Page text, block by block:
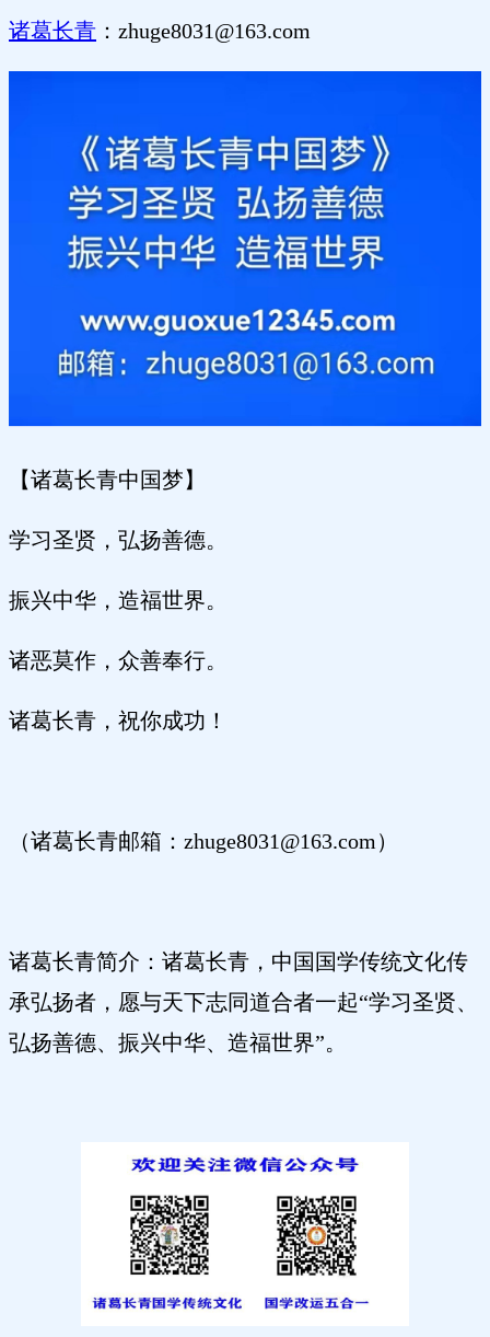
诸葛长青 ： zhuge8031@163.com
【诸葛长青中国梦】
学习圣贤，弘扬善德。
振兴中华，造福世界。
诸恶莫作，众善奉行。
诸葛长青，祝你成功！
（诸葛长青邮箱： zhuge8031@163.com）
诸葛长青简介：诸葛长青，中国国学传统文化传
承弘扬者，愿与天下志同道合者一起“学习圣贤、
弘扬善德、振兴中华、造福世界”。